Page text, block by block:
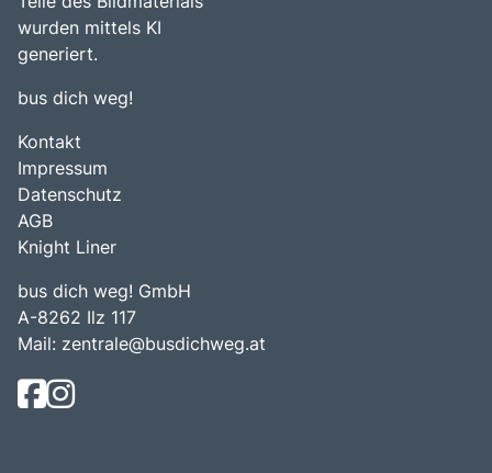
wurden mittels KI
generiert.
bus dich weg!
Kontakt
Impressum
Datenschutz
AGB
Knight Liner
bus dich weg! GmbH
A-8262 Ilz 117
Mail: zentrale@busdichweg.at